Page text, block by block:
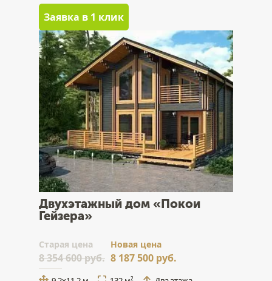
Заявка в 1 клик
Двухэтажный дом «Покои
Гейзера»
Cтарая цена
8 354 600 руб.
Новая цена
8 187 500 руб.
2